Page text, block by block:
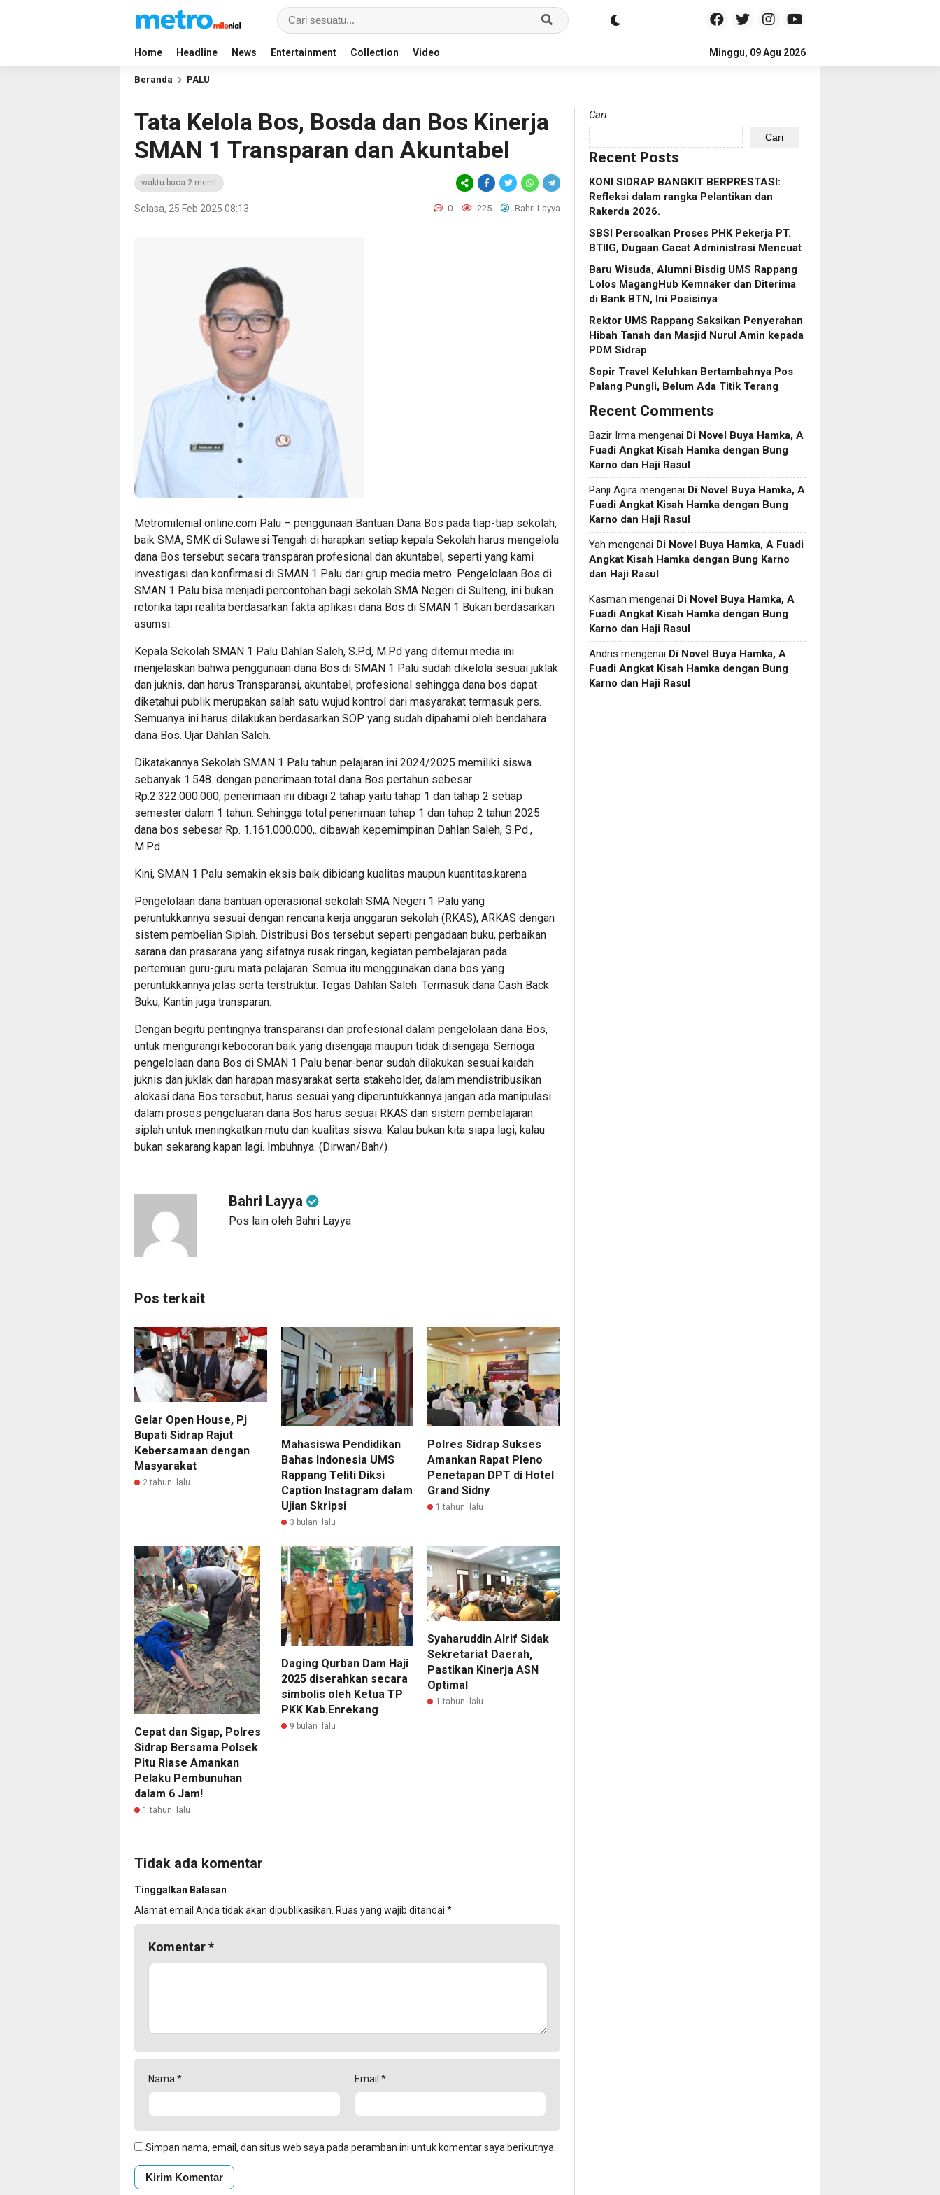
Home Headline News Entertainment Collection Video Minggu, 09 Agu 2026
Beranda PALU
Tata Kelola Bos, Bosda dan Bos Kinerja
SMAN 1 Transparan dan Akuntabel
waktu baca 2 menit
Selasa, 25 Feb 2025 08:13 0 225 Bahri Layya
Metromilenial online.com Palu – penggunaan Bantuan Dana Bos pada tiap-tiap sekolah,
baik SMA, SMK di Sulawesi Tengah di harapkan setiap kepala Sekolah harus mengelola
dana Bos tersebut secara transparan profesional dan akuntabel, seperti yang kami
investigasi dan konfirmasi di SMAN 1 Palu dari grup media metro. Pengelolaan Bos di
SMAN 1 Palu bisa menjadi percontohan bagi sekolah SMA Negeri di Sulteng, ini bukan
retorika tapi realita berdasarkan fakta aplikasi dana Bos di SMAN 1 Bukan berdasarkan
asumsi.
Kepala Sekolah SMAN 1 Palu Dahlan Saleh, S.Pd, M.Pd yang ditemui media ini
menjelaskan bahwa penggunaan dana Bos di SMAN 1 Palu sudah dikelola sesuai juklak
dan juknis, dan harus Transparansi, akuntabel, profesional sehingga dana bos dapat
diketahui publik merupakan salah satu wujud kontrol dari masyarakat termasuk pers.
Semuanya ini harus dilakukan berdasarkan SOP yang sudah dipahami oleh bendahara
dana Bos. Ujar Dahlan Saleh.
Dikatakannya Sekolah SMAN 1 Palu tahun pelajaran ini 2024/2025 memiliki siswa
sebanyak 1.548. dengan penerimaan total dana Bos pertahun sebesar
Rp.2.322.000.000, penerimaan ini dibagi 2 tahap yaitu tahap 1 dan tahap 2 setiap
semester dalam 1 tahun. Sehingga total penerimaan tahap 1 dan tahap 2 tahun 2025
dana bos sebesar Rp. 1.161.000.000,. dibawah kepemimpinan Dahlan Saleh, S.Pd.,
M.Pd
Kini, SMAN 1 Palu semakin eksis baik dibidang kualitas maupun kuantitas.karena
Pengelolaan dana bantuan operasional sekolah SMA Negeri 1 Palu yang
peruntukkannya sesuai dengan rencana kerja anggaran sekolah (RKAS), ARKAS dengan
sistem pembelian Siplah. Distribusi Bos tersebut seperti pengadaan buku, perbaikan
sarana dan prasarana yang sifatnya rusak ringan, kegiatan pembelajaran pada
pertemuan guru-guru mata pelajaran. Semua itu menggunakan dana bos yang
peruntukkannya jelas serta terstruktur. Tegas Dahlan Saleh. Termasuk dana Cash Back
Buku, Kantin juga transparan.
Dengan begitu pentingnya transparansi dan profesional dalam pengelolaan dana Bos,
untuk mengurangi kebocoran baik yang disengaja maupun tidak disengaja. Semoga
pengelolaan dana Bos di SMAN 1 Palu benar-benar sudah dilakukan sesuai kaidah
juknis dan juklak dan harapan masyarakat serta stakeholder, dalam mendistribusikan
alokasi dana Bos tersebut, harus sesuai yang diperuntukkannya jangan ada manipulasi
dalam proses pengeluaran dana Bos harus sesuai RKAS dan sistem pembelajaran
siplah untuk meningkatkan mutu dan kualitas siswa. Kalau bukan kita siapa lagi, kalau
bukan sekarang kapan lagi. Imbuhnya. (Dirwan/Bah/)
Bahri Layya
Pos lain oleh Bahri Layya
Pos terkait
Gelar Open House, Pj
Bupati Sidrap Rajut
Kebersamaan dengan
Masyarakat
2 tahun lalu
Mahasiswa Pendidikan
Bahas Indonesia UMS
Rappang Teliti Diksi
Caption Instagram dalam
Ujian Skripsi
3 bulan lalu
Polres Sidrap Sukses
Amankan Rapat Pleno
Penetapan DPT di Hotel
Grand Sidny
1 tahun lalu
Cepat dan Sigap, Polres
Sidrap Bersama Polsek
Pitu Riase Amankan
Pelaku Pembunuhan
dalam 6 Jam!
1 tahun lalu
Daging Qurban Dam Haji
2025 diserahkan secara
simbolis oleh Ketua TP
PKK Kab.Enrekang
9 bulan lalu
Syaharuddin Alrif Sidak
Sekretariat Daerah,
Pastikan Kinerja ASN
Optimal
1 tahun lalu
Tidak ada komentar
Tinggalkan Balasan
Alamat email Anda tidak akan dipublikasikan. Ruas yang wajib ditandai *
Komentar*
Nama* Email *
Simpan nama, email, dan situs web saya pada peramban ini untuk komentar saya berikutnya.
Cari
Cari
Recent Posts
KONI SIDRAP BANGKIT BERPRESTASI:
Refleksi dalam rangka Pelantikan dan
Rakerda 2026.
SBSI Persoalkan Proses PHK Pekerja PT.
BTIIG, Dugaan Cacat Administrasi Mencuat
Baru Wisuda, Alumni Bisdig UMS Rappang
Lolos MagangHub Kemnaker dan Diterima
di Bank BTN, Ini Posisinya
Rektor UMS Rappang Saksikan Penyerahan
Hibah Tanah dan Masjid Nurul Amin kepada
PDM Sidrap
Sopir Travel Keluhkan Bertambahnya Pos
Palang Pungli, Belum Ada Titik Terang
Recent Comments
Bazir Irma mengenai Di Novel Buya Hamka, A
Fuadi Angkat Kisah Hamka dengan Bung
Karno dan Haji Rasul
Panji Agira mengenai Di Novel Buya Hamka, A
Fuadi Angkat Kisah Hamka dengan Bung
Karno dan Haji Rasul
Yah mengenai Di Novel Buya Hamka, A Fuadi
Angkat Kisah Hamka dengan Bung Karno
dan Haji Rasul
Kasman mengenai Di Novel Buya Hamka, A
Fuadi Angkat Kisah Hamka dengan Bung
Karno dan Haji Rasul
Andris mengenai Di Novel Buya Hamka, A
Fuadi Angkat Kisah Hamka dengan Bung
Karno dan Haji Rasul